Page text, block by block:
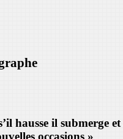
hausse il submerge et
occasions »